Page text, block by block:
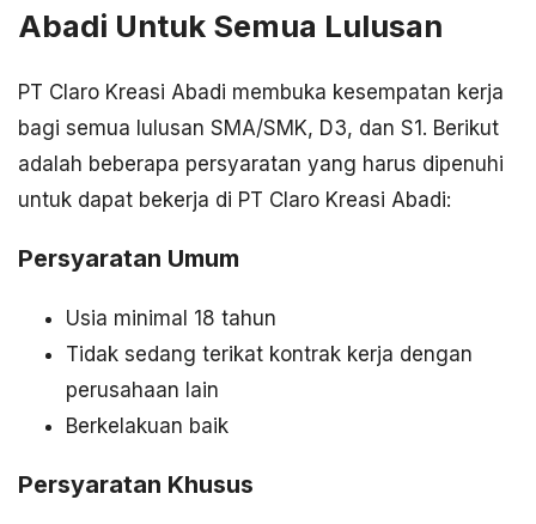
Abadi Untuk Semua Lulusan
PT Claro Kreasi Abadi membuka kesempatan kerja
bagi semua lulusan SMA/SMK, D3, dan S1. Berikut
adalah beberapa persyaratan yang harus dipenuhi
untuk dapat bekerja di PT Claro Kreasi Abadi:
Persyaratan Umum
Usia minimal 18 tahun
Tidak sedang terikat kontrak kerja dengan
perusahaan lain
Berkelakuan baik
Persyaratan Khusus